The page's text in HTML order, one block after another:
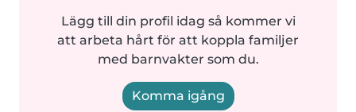
Lägg till din profil idag så kommer vi
att arbeta hårt för att koppla familjer
med barnvakter som du.
Komma igång